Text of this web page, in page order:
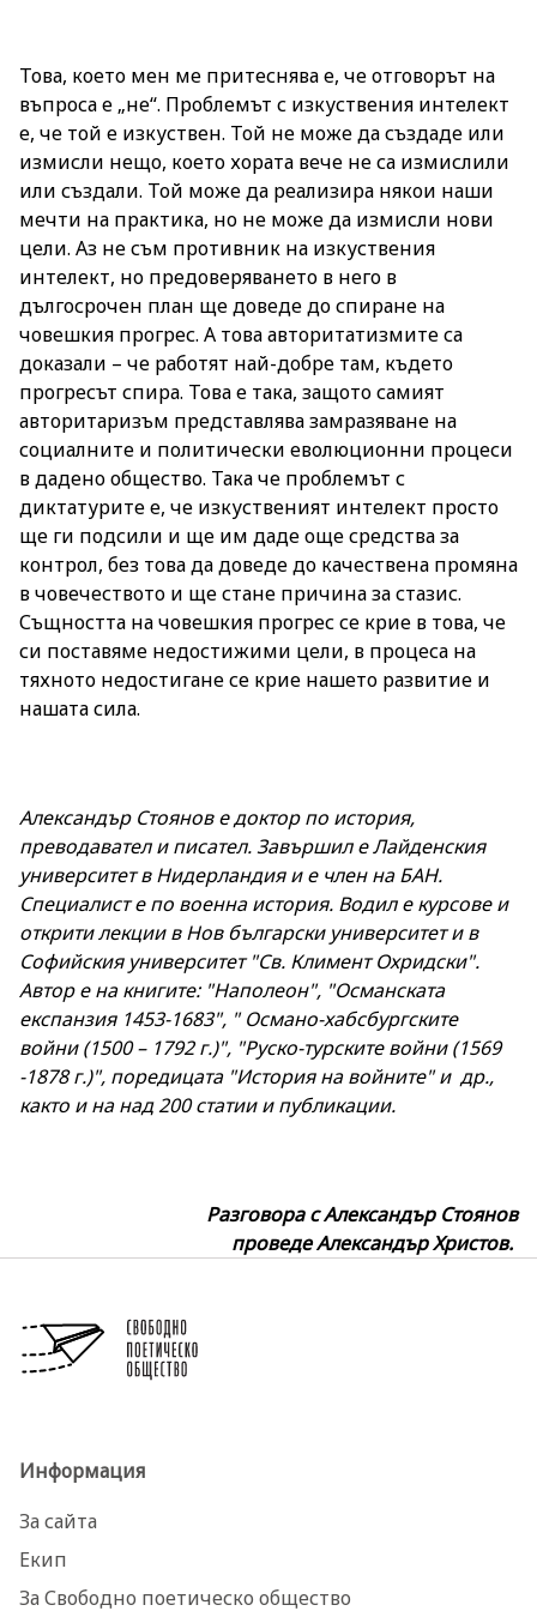
Това, което мен ме притеснява е, че отговорът на
въпроса е „не“. Проблемът с изкуствения интелект
е, че той е изкуствен. Той не може да създаде или
измисли нещо, което хората вече не са измислили
или създали. Той може да реализира някои наши
мечти на практика, но не може да измисли нови
цели. Аз не съм противник на изкуствения
интелект, но предоверяването в него в
дългосрочен план ще доведе до спиране на
човешкия прогрес. А това авторитатизмите са
доказали – че работят най-добре там, където
прогресът спира. Това е така, защото самият
авторитаризъм представлява замразяване на
социалните и политически еволюционни процеси
в дадено общество. Така че проблемът с
диктатурите е, че изкуственият интелект просто
ще ги подсили и ще им даде още средства за
контрол, без това да доведе до качествена промяна
в човечеството и ще стане причина за стазис.
Същността на човешкия прогрес се крие в това, че
си поставяме недостижими цели, в процеса на
тяхното недостигане се крие нашето развитие и
нашата сила.
Александър Стоянов e доктор по история,
преводавател и писател. Завършил е Лайденския
университет в Нидерландия и е член на БАН.
Специалист е по военна история. Водил е курсове и
открити лекции в Нов български университет и в
Софийския университет "Св. Климент Oхридски".
Автор е на книгите: "Наполеон", "Османската
експанзия 1453-1683", " Османо-хабсбургските
войни (1500 – 1792 г.)", "Руско-турските войни (1569
-1878 г.)", поредицата "История на войните" и др.,
както и на над 200 статии и публикации.
Разговора с Александър Стоянов
проведе Александър Христов.
Информация
За сайта
Екип
За Свободно поетическо общество